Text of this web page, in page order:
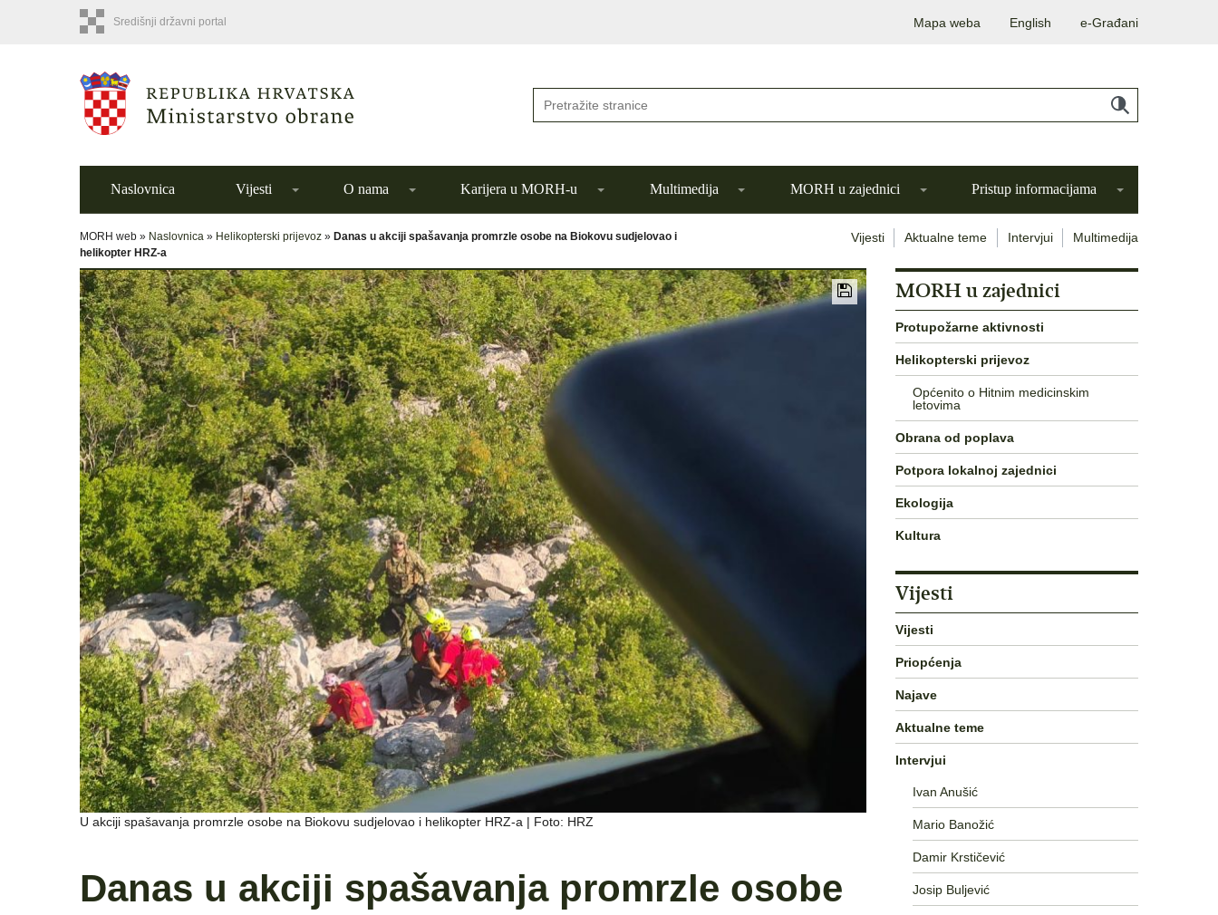
Središnji državni portal Mapa weba English e-Građani
Naslovnica Vijesti O nama Karijera u MORH-u Multimedija MORH u zajednici Pristup informacijama
MORH web » Naslovnica » Helikopterski prijevoz » Danas u akciji spašavanja promrzle osobe na Biokovu sudjelovao i
helikopter HRZ-a
Vijesti Aktualne teme Intervjui Multimedija
U akciji spašavanja promrzle osobe na Biokovu sudjelovao i helikopter HRZ-a | Foto: HRZ
Danas u akciji spašavanja promrzle osobe
MORH u zajednici
Protupožarne aktivnosti
Helikopterski prijevoz
Općenito o Hitnim medicinskim
letovima
Obrana od poplava
Potpora lokalnoj zajednici
Ekologija
Kultura
Vijesti
Vijesti
Priopćenja
Najave
Aktualne teme
Intervjui
Ivan Anušić
Mario Banožić
Damir Krstičević
Josip Buljević